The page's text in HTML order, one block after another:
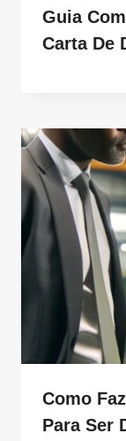
Guia
Carta De
Como
Para Ser